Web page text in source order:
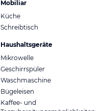
Mobiliar
Küche
Schreibtisch
Haushaltsgeräte
Mikrowelle
Geschirrspüler
Waschmaschine
Bügeleisen
Kaffee- und